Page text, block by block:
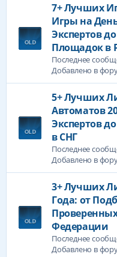
7+ Лучших
Игры на
Экспертов
Площадок в
Последнее
Добавлено в
5+ Лучших
Автоматов
Экспертов
в СНГ
Последнее
Добавлено в
3+ Лучших
Года: от
Федерации
Последнее
Добавлено в